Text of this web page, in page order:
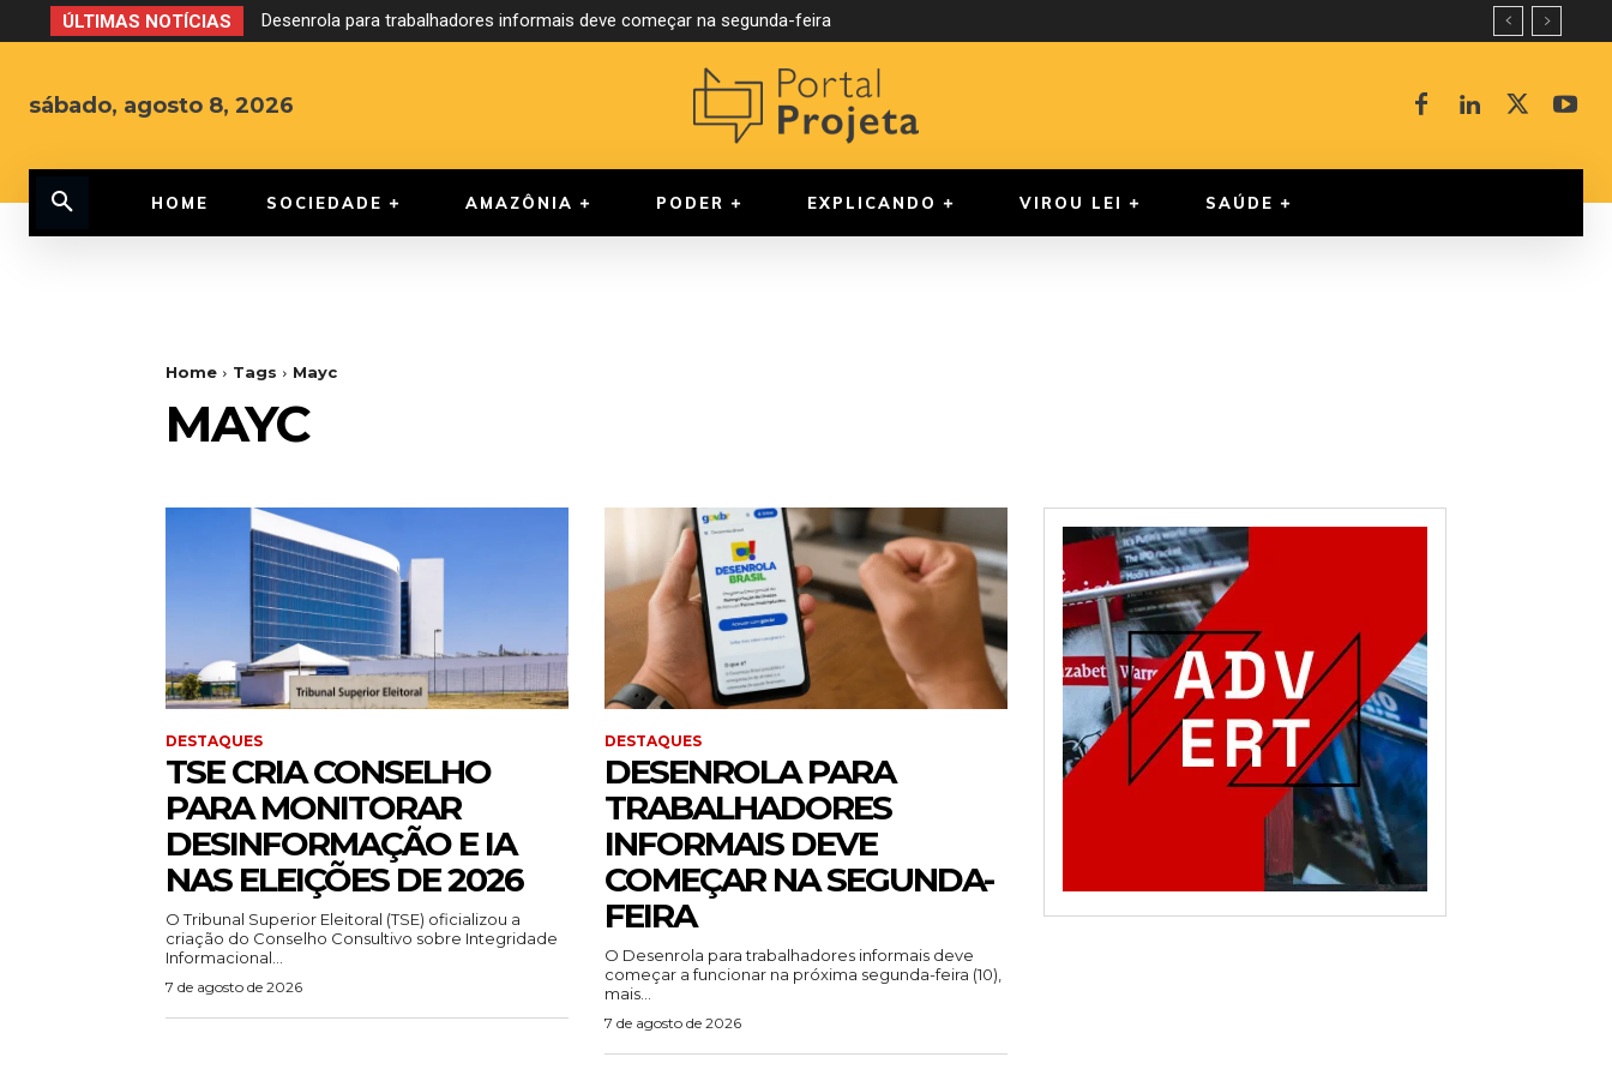
ÚLTIMAS NOTÍCIAS Desenrola para trabalhadores informais deve começar na segunda-feira
sábado, agosto 8, 2026
HOME SOCIEDADE AMAZÔNIA PODER EXPLICANDO VIROU LEI SAÚDE
Home Tags Mayc
MAYC
DESTAQUES
TSE CRIA CONSELHO
PARA MONITORAR
DESINFORMAÇÃO E IA
NAS ELEIÇÕES DE 2026
O Tribunal Superior Eleitoral (TSE) oficializou a
criação do Conselho Consultivo sobre Integridade
Informacional...
7 de agosto de 2026
DESTAQUES
DESENROLA PARA
TRABALHADORES
INFORMAIS DEVE
COMEÇAR NA SEGUNDA-
FEIRA
O Desenrola para trabalhadores informais deve
começar a funcionar na próxima segunda-feira (10),
mais...
7 de agosto de 2026